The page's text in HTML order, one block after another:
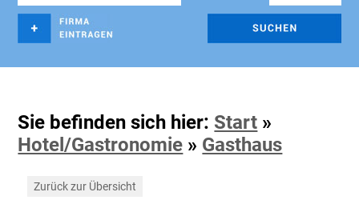
Sie befinden sich hier: Start »
Hotel/Gastronomie » Gasthaus
Zurück zur Übersicht